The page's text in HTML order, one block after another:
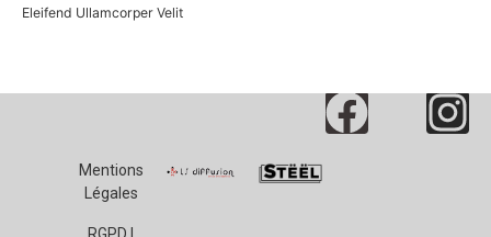
Eleifend Ullamcorper Velit
Mentions
Légales